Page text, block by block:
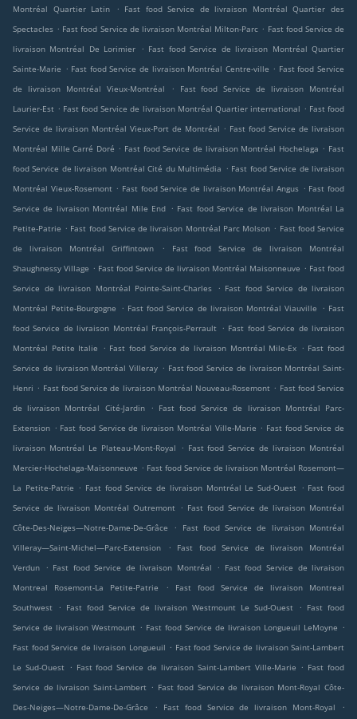
Montréal Quartier Latin
. Fast food Service de livraison Montréal Quartier des
Spectacles . Fast food Service de livraison Montréal Milton-Parc . Fast food Service de
livraison Montréal De Lorimier
. Fast food Service de livraison Montréal Quartier
Sainte-Marie . Fast food Service de livraison Montréal Centre-ville . Fast food Service
de livraison Montréal Vieux-Montréal
.
Fast food Service de livraison Montréal
Laurier-Est . Fast food Service de livraison Montréal Quartier international . Fast food
Service de livraison Montréal Vieux-Port de Montréal . Fast food Service de livraison
Montréal Mille Carré Doré . Fast food Service de livraison Montréal Hochelaga . Fast
food Service de livraison Montréal Cité du Multimédia . Fast food Service de livraison
Montréal Vieux-Rosemont . Fast food Service de livraison Montréal Angus . Fast food
Service de livraison Montréal Mile End . Fast food Service de livraison Montréal La
Petite-Patrie . Fast food Service de livraison Montréal Parc Molson . Fast food Service
de livraison Montréal Griffintown
.
Fast food Service de livraison Montréal
Shaughnessy Village . Fast food Service de livraison Montréal Maisonneuve . Fast food
Service de livraison Montréal Pointe-Saint-Charles
. Fast food Service de livraison
Montréal Petite-Bourgogne
. Fast food Service de livraison Montréal Viauville . Fast
food Service de livraison Montréal François-Perrault . Fast food Service de livraison
Montréal Petite Italie
. Fast food Service de livraison Montréal Mile-Ex . Fast food
Service de livraison Montréal Villeray . Fast food Service de livraison Montréal Saint-
Henri . Fast food Service de livraison Montréal Nouveau-Rosemont . Fast food Service
de livraison Montréal Cité-Jardin
. Fast food Service de livraison Montréal Parc-
Extension . Fast food Service de livraison Montréal Ville-Marie . Fast food Service de
livraison Montréal Le Plateau-Mont-Royal
. Fast food Service de livraison Montréal
Mercier-Hochelaga-Maisonneuve . Fast food Service de livraison Montréal Rosemont—
La Petite-Patrie . Fast food Service de livraison Montréal Le Sud-Ouest . Fast food
Service de livraison Montréal Outremont . Fast food Service de livraison Montréal
Côte-Des-Neiges—Notre-Dame-De-Grâce
.
Fast food Service de livraison Montréal
Villeray—Saint-Michel—Parc-Extension
.
Fast food Service de livraison Montréal
Verdun
. Fast food Service de livraison Montréal . Fast food Service de livraison
Montreal Rosemont-La Petite-Patrie
.
Fast food Service de livraison Montreal
Southwest
. Fast food Service de livraison Westmount Le Sud-Ouest . Fast food
Service de livraison Westmount . Fast food Service de livraison Longueuil LeMoyne .
Fast food Service de livraison Longueuil . Fast food Service de livraison Saint-Lambert
Le Sud-Ouest . Fast food Service de livraison Saint-Lambert Ville-Marie . Fast food
Service de livraison Saint-Lambert . Fast food Service de livraison Mont-Royal Côte-
Des-Neiges—Notre-Dame-De-Grâce
. Fast food Service de livraison Mont-Royal .